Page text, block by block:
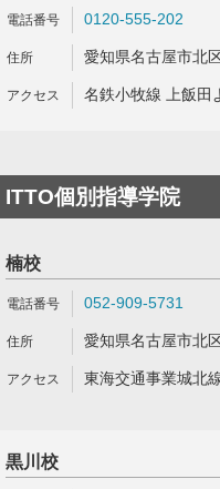
0120-555-202
愛知県名古屋市北
名鉄小牧線 上飯田
ITTO個別指導学院
楠校
052-909-5731
愛知県名古屋市北
東海交通事業城北
黒川校